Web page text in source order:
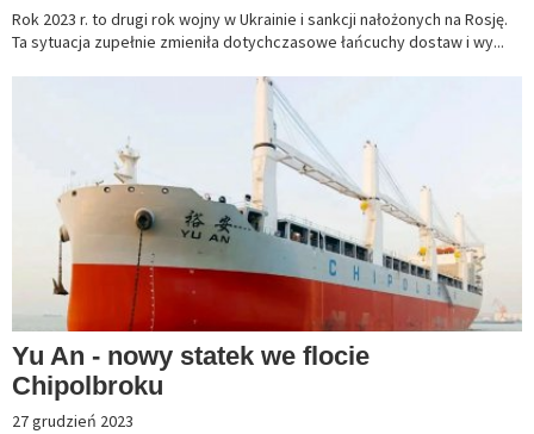
Rok 2023 r. to drugi rok wojny w Ukrainie i sankcji nałożonych na Rosję.
Ta sytuacja zupełnie zmieniła dotychczasowe łańcuchy dostaw i wy...
Yu An - nowy statek we flocie
Chipolbroku
27 grudzień 2023